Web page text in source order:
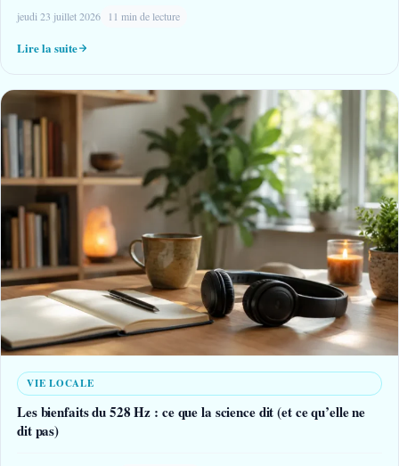
jeudi 23 juillet 2026 11 min de lecture
Lire la suite
VIE LOCALE
Les bienfaits du 528 Hz : ce que la science dit (et ce qu’elle ne
dit pas)